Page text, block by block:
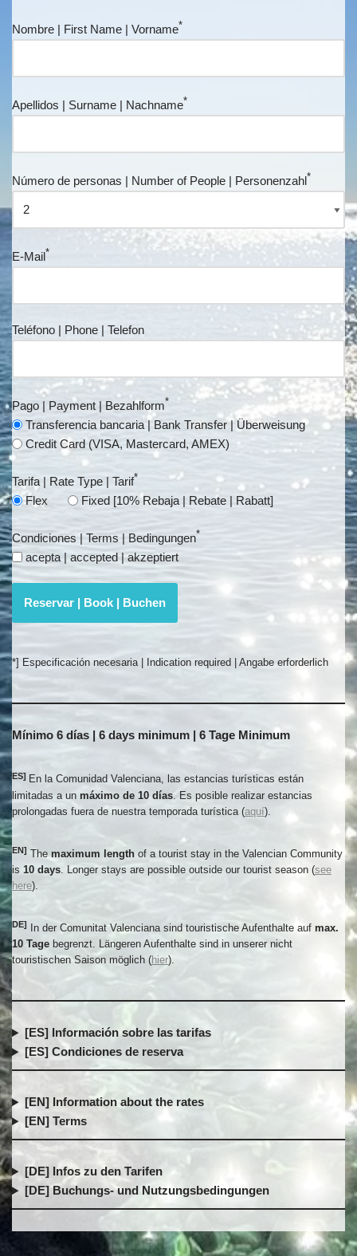
Nombre | First Name | Vorname*
Apellidos | Surname | Nachname*
Número de personas | Number of People | Personenzahl*
E-Mail*
Teléfono | Phone | Telefon
Pago | Payment | Bezahlform*
Transferencia bancaria | Bank Transfer | Überweisung
Credit Card (VISA, Mastercard, AMEX)
Tarifa | Rate Type | Tarif*
Flex Fixed [10% Rebaja | Rebate | Rabatt]
Condiciones | Terms | Bedingungen*
acepta | accepted | akzeptiert
Reservar | Book | Buchen
*] Especificación necesaria | Indication required | Angabe erforderlich
Mínimo 6 días | 6 days minimum | 6 Tage Minimum
ES] En la Comunidad Valenciana, las estancias turísticas están
limitadas a un máximo de 10 días. Es posible realizar estancias
prolongadas fuera de nuestra temporada turística (aquí).
EN] The maximum length of a tourist stay in the Valencian Community
is 10 days . Longer stays are possible outside our tourist season (see
here).
DE] In der Comunitat Valenciana sind touristische Aufenthalte auf max.
10 Tage begrenzt. Längeren Aufenthalte sind in unserer nicht
touristischen Saison möglich (hier).
[ES] Información sobre las tarifas
[ES] Condiciones de reserva
[EN] Information about the rates
[EN] Terms
[DE] Infos zu den Tarifen
[DE] Buchungs- und Nutzungsbedingungen